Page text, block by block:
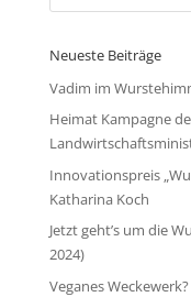
Neueste Beiträge
Vadim im
Heimat Kampagne
Innovationspreis
Katharina Koch
Jetzt geht’s um die
2024)
Veganes